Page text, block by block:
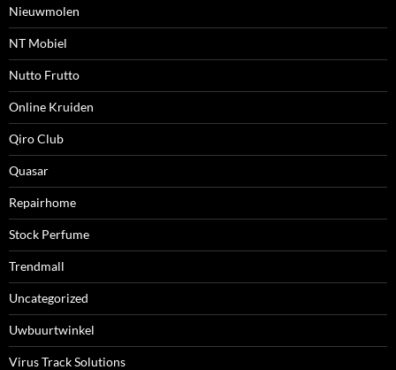
Nieuwmolen
NT Mobiel
Nutto Frutto
Online Kruiden
Qiro Club
Quasar
Repairhome
Stock Perfume
Trendmall
Uncategorized
Uwbuurtwinkel
Virus Track Solutions